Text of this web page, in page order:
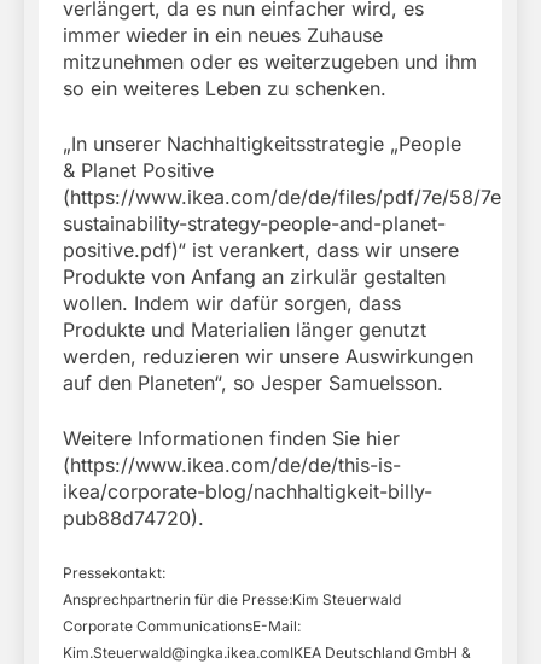
verlängert, da es nun einfacher wird, es
immer wieder in ein neues Zuhause
mitzunehmen oder es weiterzugeben und ihm
so ein weiteres Leben zu schenken.
„In unserer Nachhaltigkeitsstrategie „People
& Planet Positive
(https://www.ikea.com/de/de/files/pdf/7e/58/
sustainability-strategy-people-and-planet-
positive.pdf)“ ist verankert, dass wir unsere
Produkte von Anfang an zirkulär gestalten
wollen. Indem wir dafür sorgen, dass
Produkte und Materialien länger genutzt
werden, reduzieren wir unsere Auswirkungen
auf den Planeten“, so Jesper Samuelsson.
Weitere Informationen finden Sie hier
(https://www.ikea.com/de/de/this-is-
ikea/corporate-blog/nachhaltigkeit-billy-
pub88d74720).
Pressekontakt:
Ansprechpartnerin für die Presse:Kim Steuerwald
Corporate CommunicationsE-Mail:
Kim.Steuerwald@ingka.ikea.comIKEA Deutschland GmbH &